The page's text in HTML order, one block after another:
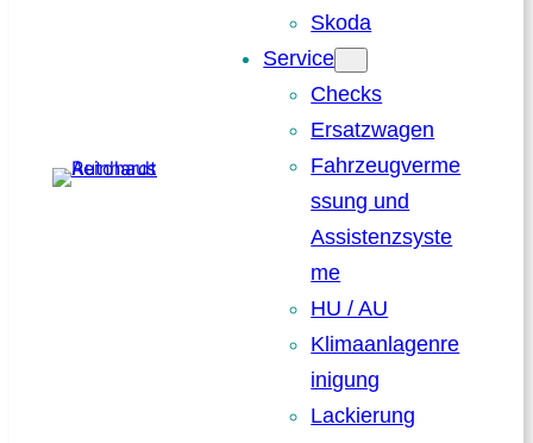
Skoda
Service
Checks
Ersatzwagen
Fahrzeugverme
ssung und
Assistenzsyste
me
HU / AU
Klimaanlagenre
inigung
Lackierung